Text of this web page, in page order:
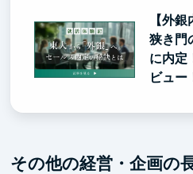
【外
狭き門
に内定
ビュー
その他の経営・企画の